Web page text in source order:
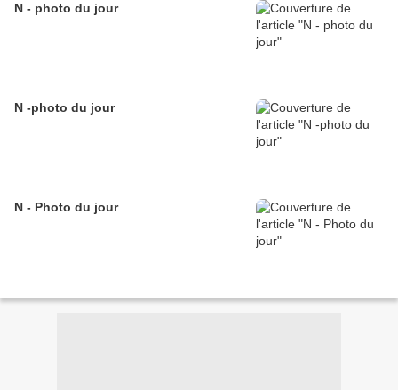
N - photo du jour
N -photo du jour
N - Photo du jour